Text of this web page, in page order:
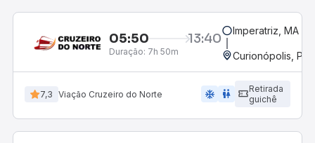
05:50 13:40
Duração: 7h 50m
Imperatriz, MA
Curionópolis, PA
7,3 Viação Cruzeiro do Norte ac_unit wc
Retirada
guichê